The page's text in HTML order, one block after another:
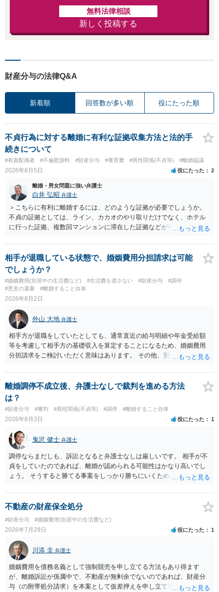
無料法律相談
新しく投稿する
財産分与の法律Q&A
新着順 回答数が多い順 役にたった順
不貞行為に対する離婚に有利な証拠収集方法と法的手
続きについて
#有責配偶者 #不倫慰謝料 #財産分与 #養育費 #異性関係(不貞等) #離婚協議
2026年8月5日 役にたった 2
離婚・男女問題に強い弁護士
白井 弘昭 弁護士
＞こちらに有利に離婚するには、どのような証拠が必要でしょうか。
不貞の証拠としては、ライン、カカオのやり取りだけでなく、ホテル
に行った証拠、複数回マンションに滞在した証拠などが有効です。 不
婚する、慰謝料をとるなど）ことができると思われます。 ただし、不
貞発覚後、長期間同居を続けると、不貞を許したとの評価につながる
場合がありますので、ご注意ください。 以上、ご参考まで。
相手が退職している状態で、婚姻費用分担請求は可能
でしょうか？
#婚姻費用(別居中の生活費など) #生活費を渡さない #財産分与
#調停
#悪意の遺棄
#離婚すること自体
2026年8月2日
外山 大地 弁護士
相手方が退職をしていたとしても、通常直近の給与明細や年金受給額
等を考慮して相手方の基礎収入を算定することになるため、婚姻費用
分担請求をご検討いただく意味はあります。 その他、別居の経緯、質
て、ご検討いただくのが良いかと思います。
離婚調停不成立後、弁護士なしで裁判を進める方法
は？
#財産分与 #審判 #異性関係(不貞等) #調停 #離婚すること自体
2026年8月3日 役にたった 1
鬼沢 健士 弁護士
調停ならまだしも、訴訟となると弁護士なしは厳しいです。 相手が不
貞をしていたのであれば、離婚が認められる可能性はかなり高いでし
ょう。 そうすると勝てる事案をしっかり勝ちにいくためにも弁護士委
不動産の財産保全処分
#財産分与 #婚姻費用(別居中の生活費など)
2026年7月29日 役にたった 1
川添 圭 弁護士
婚姻費用を債務名義として強制競売を申し立てる方法もあり得ます
が、離婚訴訟が係属中で、不動産が無剰余でないのであれば、財産分
与（の附帯処分請求）を本案として仮差押えを申し立てる（法的には